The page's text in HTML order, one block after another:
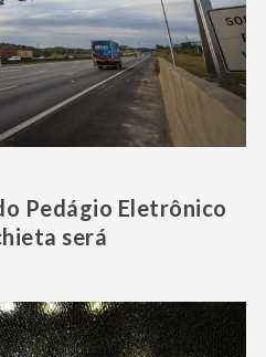
Pedágio Eletrônico
será